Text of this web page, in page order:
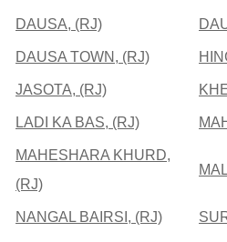
DAUSA, (RJ)
DAUSA TOWN, (RJ)
JASOTA, (RJ)
LADI KA BAS, (RJ)
MAHESHARA KHURD,
(RJ)
NANGAL BAIRSI, (RJ)